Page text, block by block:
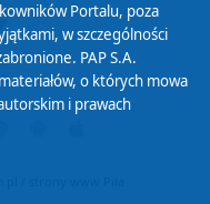
Portalu, poza
w szczególności
PAP S.A.
o których mowa
i prawach